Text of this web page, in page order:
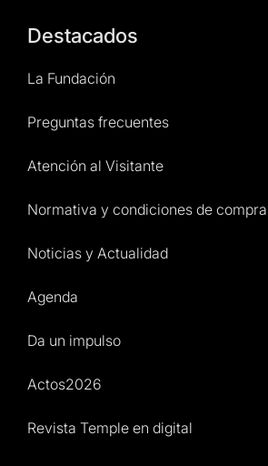
Destacados
La Fundación
Preguntas frecuentes
Atención al Visitante
Normativa y condiciones de compra
Noticias y Actualidad
Agenda
Da un impulso
Actos2026
Revista Temple en digital